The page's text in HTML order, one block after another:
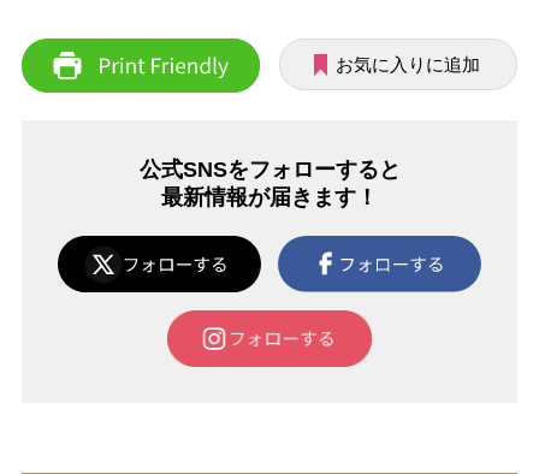
お気に入りに追加
公式SNSをフォローすると
最新情報が届きます！